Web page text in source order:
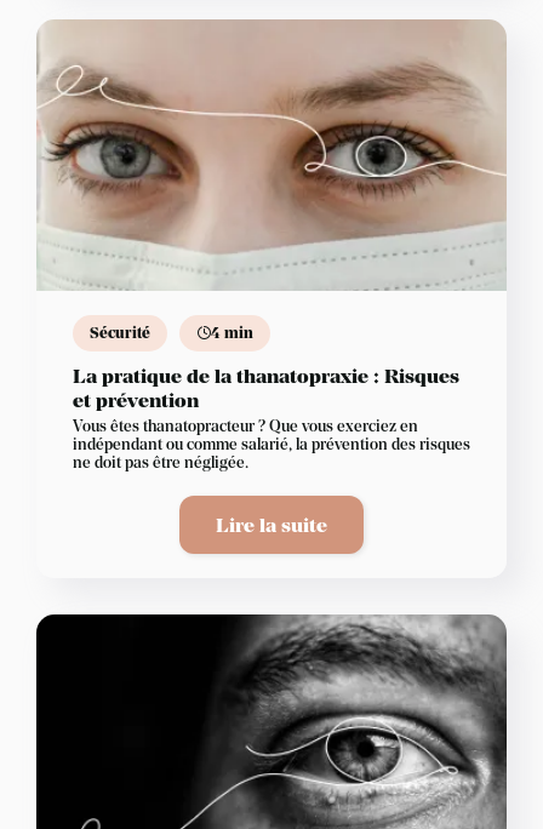
Sécurité 4 min
La pratique de la thanatopraxie : Risques
et prévention
Vous êtes thanatopracteur ? Que vous exerciez en
indépendant ou comme salarié, la prévention des risques
ne doit pas être négligée.
Lire la suite